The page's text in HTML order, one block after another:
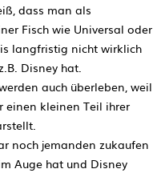
dass man als
Fisch wie Universal oder
langfristig nicht wirklich
Disney hat.
auch überleben, weil
einen kleinen Teil ihrer
noch jemanden zukaufen
Auge hat und Disney